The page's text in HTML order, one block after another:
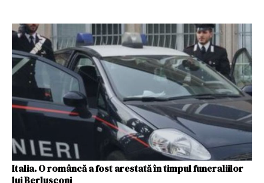
Italia. O româncă a fost arestată în timpul funeraliilor
lui Berlusconi